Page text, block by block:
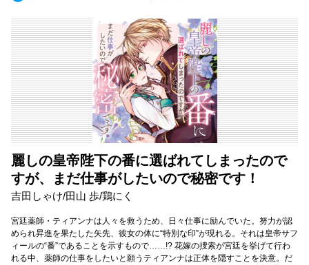
麗しの皇帝陛下の番に選ばれてしまったので
すが、まだ仕事がしたいので秘密です！
吉田しゃけ/田山 歩/鶏にく
宮廷薬師・ティアンナは人々を救うため、日々仕事に励んでいた。努力が認
められ昇進を果たした矢先、彼女の体に“特別な印”が現れる。それは皇帝サフ
ィールの“番”であることを示すもので……!? 花嫁の捜索が宮廷を挙げて行わ
れる中、薬師の仕事をしたいと願うティアンナは正体を隠すことを決意。だ